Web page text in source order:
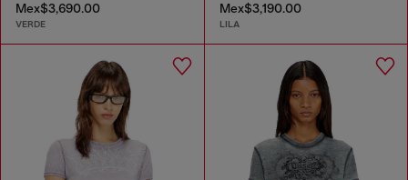
Mex$3,690.00
VERDE
Mex$3,190.00
LILA